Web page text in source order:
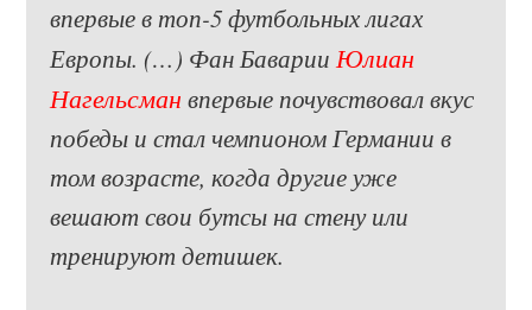
впервые в топ-5 футбольных лигах
Европы. (…) Фан БаварииЮлиан
Нагельсман впервые почувствовал вкус
победы и стал чемпионом Германии в
том возрасте, когда другие уже
вешают свои бутсы на стену или
тренируют детишек.